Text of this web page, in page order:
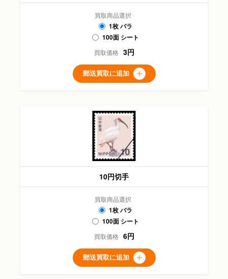
買取商品選択
1枚 バラ
100面 シート
買取価格 3円
郵送買取に追加
10円切手
買取商品選択
1枚 バラ
100面 シート
買取価格 6円
郵送買取に追加